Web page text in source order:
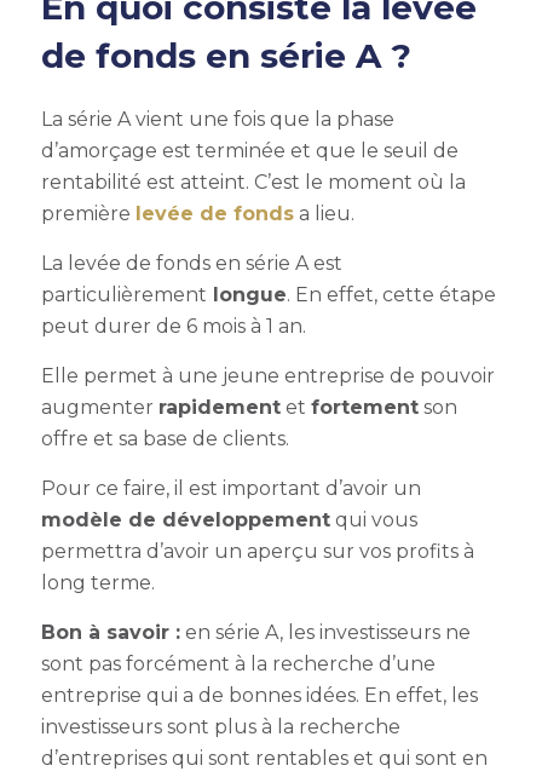
de fonds en série A ?
La série A vient une fois que la phase
d’amorçage est terminée et que le seuil de
rentabilité est atteint. C’est le moment où la
première levée de fondsa lieu.
La l evée de fonds en série Aest
particulièrement longue. En effet, cette étape
peut durer de 6 mois à 1 an.
Elle permet à une jeune entreprise de pouvoir
augmenter rapidementet fortementson
offre et sa base de clients.
Pour ce faire, il est important d’avoir un
modèle de développementqui vous
permettra d’avoir un aperçu sur vos profits à
long terme.
Bon à savoir :en série A, les investisseurs ne
sont pas forcément à la recherche d’une
entreprise qui a de bonnes idées. En effet, les
investisseurs sont plus à la recherche
d’entreprises qui sont rentables et qui sont en